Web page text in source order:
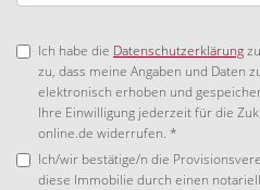
Ich habe die Datenschutzerklärung
zu, dass meine Angaben und Daten
elektronisch erhoben und
Ihre Einwilligung jederzeit für die
online.de widerrufen. *
Ich/wir bestätige/n die
diese Immobilie durch einen